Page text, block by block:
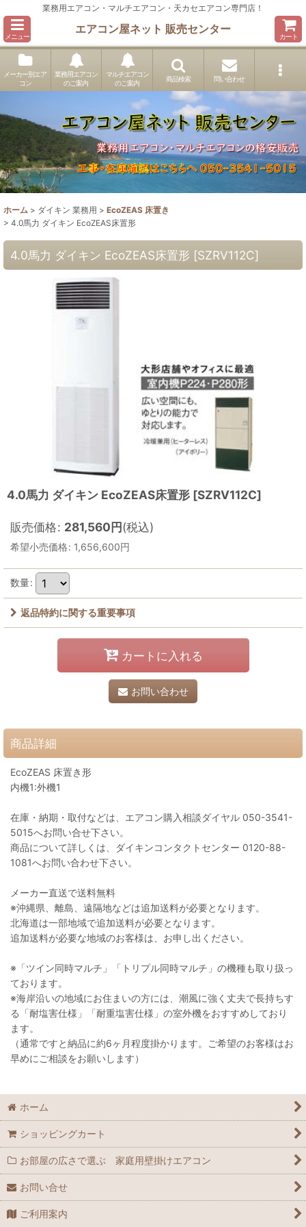
業務用エアコン・マルチエアコン・天カセエアコン専門店！
メニュー
エアコン屋ネット 販売センター
カート
メーカー別エア
コン
業務用エアコン
のご案内
マルチエアコン
のご案内
商品検索 問い合わせ
ホーム > ダイキン 業務用 > EcoZEAS 床置き
> 4.0馬力 ダイキン EcoZEAS床置形
4.0馬力 ダイキン EcoZEAS床置形 [SZRV112C]
4.0馬力 ダイキン EcoZEAS床置形 [SZRV112C]
販売価格: 281,560円(税込)
希望小売価格: 1,656,600円
数量:
返品特約に関する重要事項
カートに入れる
お問い合わせ
商品詳細
EcoZEAS 床置き形
内機1:外機1
在庫・納期・取付などは、エアコン購入相談ダイヤル 050-3541-
5015へお問い合せ下さい。
商品について詳しくは、ダイキンコンタクトセンター 0120-88-
1081へお問い合わせ下さい。
メーカー直送で送料無料
※沖縄県、離島、遠隔地などは追加送料が必要となります。
北海道は一部地域で追加送料が必要となります。
追加送料が必要な地域のお客様は、お申し出ください。
※「ツイン同時マルチ」「トリプル同時マルチ」の機種も取り扱っ
ております。
※海岸沿いの地域にお住まいの方には、潮風に強く丈夫で長持ちす
る「耐塩害仕様」「耐重塩害仕様」の室外機をおすすめしており
ます。
（通常ですと納品に約6ヶ月程度掛かります。ご希望のお客様はお
早めにご相談をお願いします）
ホーム
ショッピングカート
お部屋の広さで選ぶ 家庭用壁掛けエアコン
お問い合せ
ご利用案内